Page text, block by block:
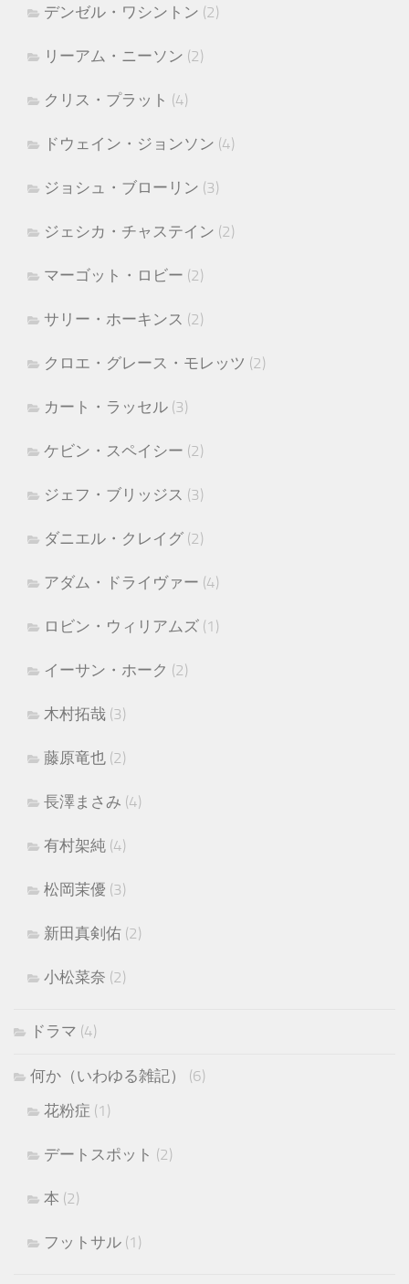
デンゼル・ワシントン (2)
リーアム・ニーソン (2)
クリス・プラット (4)
ドウェイン・ジョンソン (4)
ジョシュ・ブローリン (3)
ジェシカ・チャステイン (2)
マーゴット・ロビー (2)
サリー・ホーキンス (2)
クロエ・グレース・モレッツ (2)
カート・ラッセル (3)
ケビン・スペイシー (2)
ジェフ・ブリッジス (3)
ダニエル・クレイグ (2)
アダム・ドライヴァー (4)
ロビン・ウィリアムズ (1)
イーサン・ホーク (2)
木村拓哉 (3)
藤原竜也 (2)
長澤まさみ (4)
有村架純 (4)
松岡茉優 (3)
新田真剣佑 (2)
小松菜奈 (2)
ドラマ (4)
何か（いわゆる雑記）
(6)
花粉症 (1)
デートスポット (2)
本 (2)
フットサル (1)